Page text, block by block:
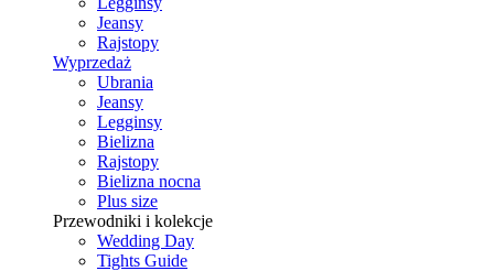
Jeansy
Rajstopy
Wyprzedaż
Ubrania
Jeansy
Legginsy
Bielizna
Rajstopy
Bielizna nocna
Plus size
Przewodniki i kolekcje
Wedding Day
Tights Guide